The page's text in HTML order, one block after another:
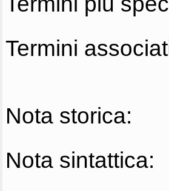
Termini
Nota storica:
Nota sintattica: